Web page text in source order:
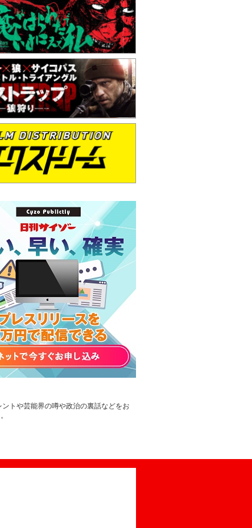
トや芸能界の噂や政治の裏話などをお